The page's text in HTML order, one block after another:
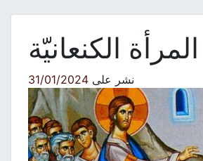
المرأة الكنعانيّة
نشر على31/01/2024